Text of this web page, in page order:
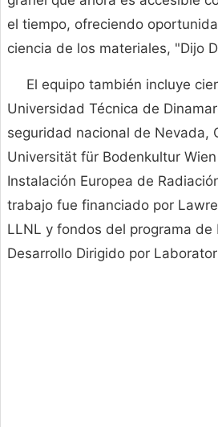
el tiempo, ofreciendo
ciencia de los materiales, "Dijo
El equipo también incluye
Universidad Técnica de
seguridad nacional de Nevada,
Universität für Bodenkultur
Instalación Europea de
trabajo fue financiado por
LLNL y fondos del programa de
Desarrollo Dirigido por